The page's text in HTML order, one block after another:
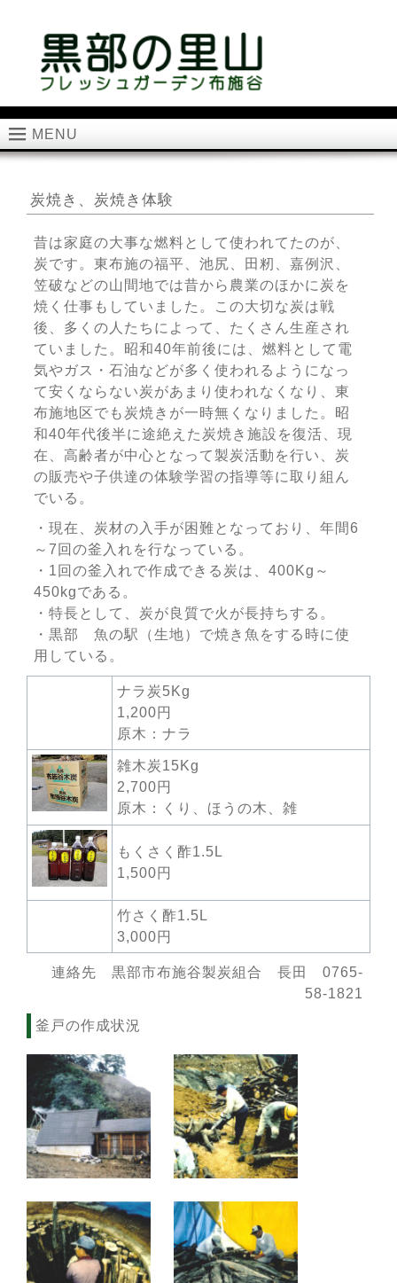
MENU
炭焼き、炭焼き体験
昔は家庭の大事な燃料として使われてたのが、
炭です。東布施の福平、池尻、田籾、嘉例沢、
笠破などの山間地では昔から農業のほかに炭を
焼く仕事もしていました。この大切な炭は戦
後、多くの人たちによって、たくさん生産され
ていました。昭和40年前後には、燃料として電
気やガス・石油などが多く使われるようになっ
て安くならない炭があまり使われなくなり、東
布施地区でも炭焼きが一時無くなりました。昭
和40年代後半に途絶えた炭焼き施設を復活、現
在、高齢者が中心となって製炭活動を行い、炭
の販売や子供達の体験学習の指導等に取り組ん
でいる。
・現在、炭材の入手が困難となっており、年間6
～7回の釜入れを行なっている。
・1回の釜入れで作成できる炭は、400Kg～
450kgである。
・特長として、炭が良質で火が長持ちする。
・黒部 魚の駅（生地）で焼き魚をする時に使
用している。
ナラ炭5Kg
1,200円
原木：ナラ
雑木炭15Kg
2,700円
原木：くり、ほうの木、雑
もくさく酢1.5L
1,500円
竹さく酢1.5L
3,000円
連絡先 黒部市布施谷製炭組合 長田 0765-
58-1821
釜戸の作成状況